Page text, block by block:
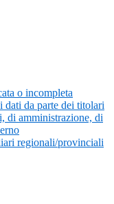
o incompleta
dati da parte dei titolari
di amministrazione, di
regionali/provinciali